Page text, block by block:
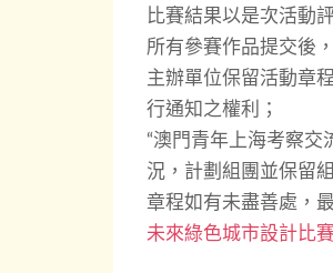
比賽結果以是次活動
所有參賽作品提交後
主辦單位保留活動章
行通知之權利；
“澳門青年上海考察交
況，計劃組團並保留
章程如有未盡善處，
未來綠色城市設計比